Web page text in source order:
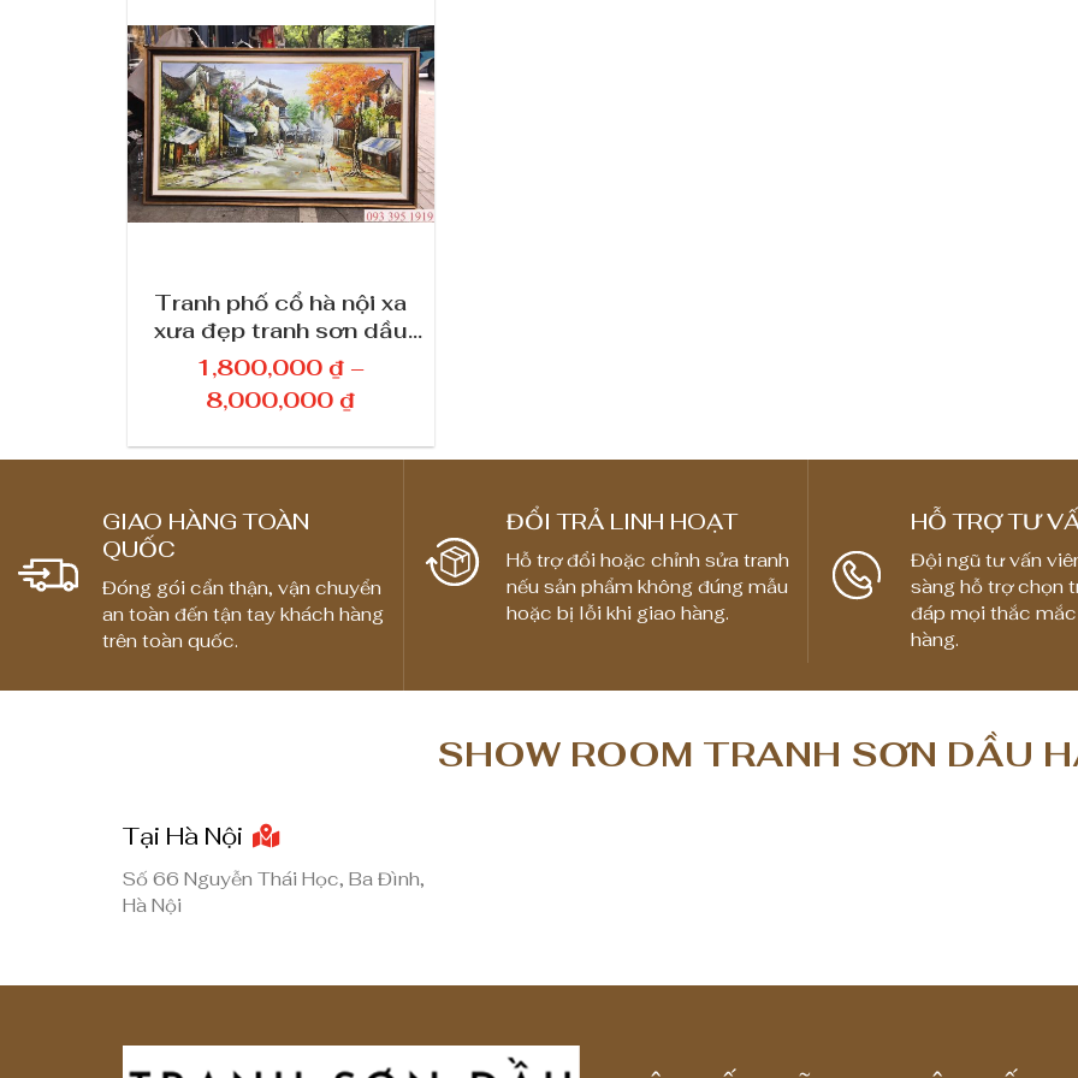
Tranh phố cổ hà nội xa
xưa đẹp tranh sơn dầu
phố cổ bình dị
1,800,000₫ –
8,000,000₫K
o
g
i
:
0
0
0
GIAO HÀNG TOÀN
QUỐC
Đóng gói cẩn thận, vận chuyển
an toàn đến tận tay khách hàng
trên toàn quốc.
ĐỔI TRẢ LINH HOẠT
Hỗ trợ đổi hoặc chỉnh sửa tranh
nếu sản phẩm không đúng mẫu
hoặc bị lỗi khi giao hàng.
HỖ TRỢ TƯ
Đội ngũ tư vấn
sàng hỗ trợ chọn
đáp mọi thắc
hàng.
SHOW ROOM TRANH SƠN DẦU
Tại Hà Nội
Số 66 Nguyễn Thái Học, Ba Đình,
Hà Nội